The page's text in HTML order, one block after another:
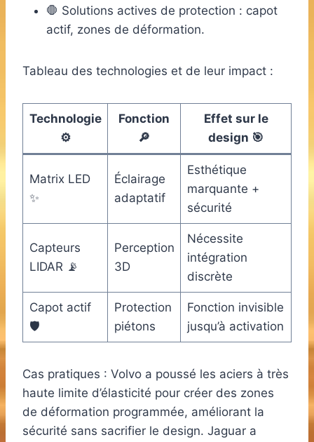
🛑 Solutions actives de protection : capot
actif, zones de déformation.
Tableau des technologies et de leur impact :
Technologie
⚙️
Fonction
🔎
Effet sur le
design 🎯
Matrix LED
✨
Éclairage
adaptatif
Esthétique
marquante +
sécurité
Capteurs
LIDAR 📡
Perception
3D
Nécessite
intégration
discrète
Capot actif
🛡️
Protection
piétons
Fonction invisible
jusqu’à activation
Cas pratiques : Volvo a poussé les aciers à très
haute limite d’élasticité pour créer des zones
de déformation programmée, améliorant la
sécurité sans sacrifier le design. Jaguar a